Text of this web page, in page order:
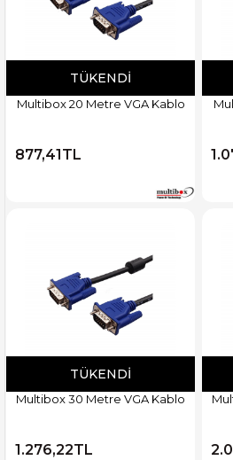
TÜKENDI
Multibox 20 Metre VGA Kablo
877,41TL
TÜKENDI
Multibox 30 Metre VGA Kablo
1.276,22TL